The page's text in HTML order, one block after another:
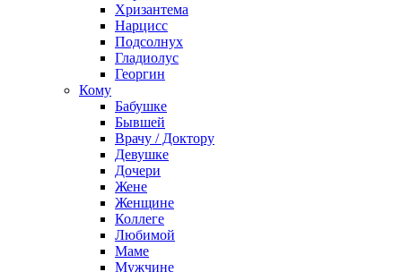
Хризантема
Нарцисс
Подсолнух
Гладиолус
Георгин
Кому
Бабушке
Бывшей
Врачу / Доктору
Девушке
Дочери
Жене
Женщине
Коллеге
Любимой
Маме
Мужчине